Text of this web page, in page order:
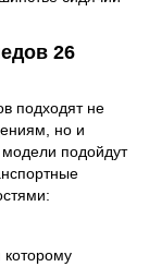
26
подходят не
но и
подойдут
которому